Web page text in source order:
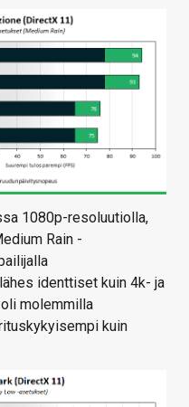
1080p-resoluutiolla,
Rain -
identtiset kuin 4k- ja
molemmilla
kuin